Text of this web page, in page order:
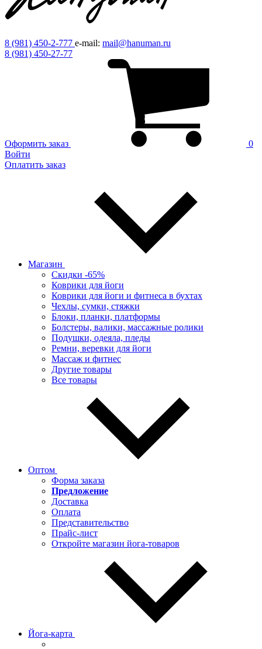
8 (981) 450-2-777 e-mail: mail@hanuman.ru
8 (981) 450-27-77
Оформить заказ
0
Войти
Оплатить заказ
Магазин
Скидки -65%
Коврики для йоги
Коврики для йоги и фитнеса в бухтах
Чехлы, сумки, стяжки
Блоки, планки, платформы
Болстеры, валики, массажные ролики
Подушки, одеяла, пледы
Ремни, веревки для йоги
Массаж и фитнес
Другие товары
Все товары
Оптом
Форма заказа
Предложение
Доставка
Оплата
Представительство
Прайс-лист
Откройте магазин йога-товаров
Йога-карта